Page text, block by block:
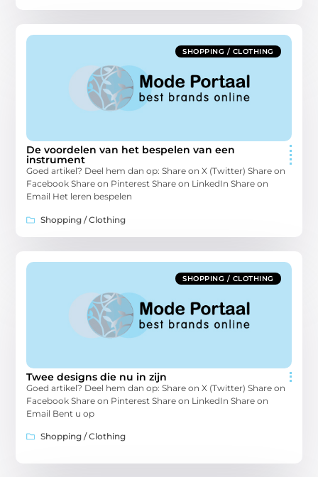
SHOPPING / CLOTHING
De voordelen van het bespelen van een
instrument
Goed artikel? Deel hem dan op: Share on X (Twitter) Share on
Facebook Share on Pinterest Share on LinkedIn Share on
Email Het leren bespelen
Shopping / Clothing
SHOPPING / CLOTHING
Twee designs die nu in zijn
Goed artikel? Deel hem dan op: Share on X (Twitter) Share on
Facebook Share on Pinterest Share on LinkedIn Share on
Email Bent u op
Shopping / Clothing